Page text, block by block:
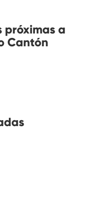
próximas a
Cantón